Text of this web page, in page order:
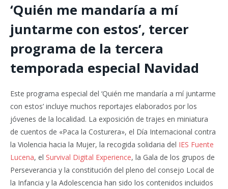
‘Quién me mandaría a mí
juntarme con estos’, tercer
programa de la tercera
temporada especial Navidad
Este programa especial del ‘Quién me mandaría a mí juntarme
con estos’ incluye muchos reportajes elaborados por los
jóvenes de la localidad. La exposición de trajes en miniatura
de cuentos de «Paca la Costurera», el Día Internacional contra
la Violencia hacia la Mujer, la recogida solidaria del IES Fuente
Lucena, el Survival Digital Experience, la Gala de los grupos de
Perseverancia y la constitución del pleno del consejo Local de
la Infancia y la Adolescencia han sido los contenidos incluidos